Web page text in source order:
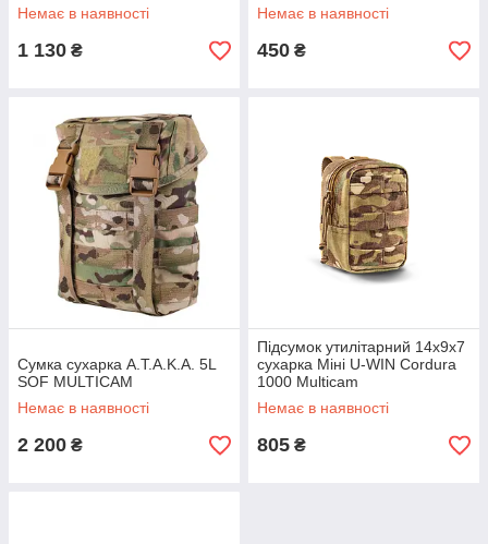
Немає в наявності
1 130 ₴
Немає в наявності
450 ₴
Сумка сухарка A.T.A.K.A. 5L
SOF MULTICAM
Немає в наявності
2 200 ₴
Підсумок утилітарний 14x9x7
сухарка Міні U-WIN Cordura
1000 Multicam
Немає в наявності
805 ₴